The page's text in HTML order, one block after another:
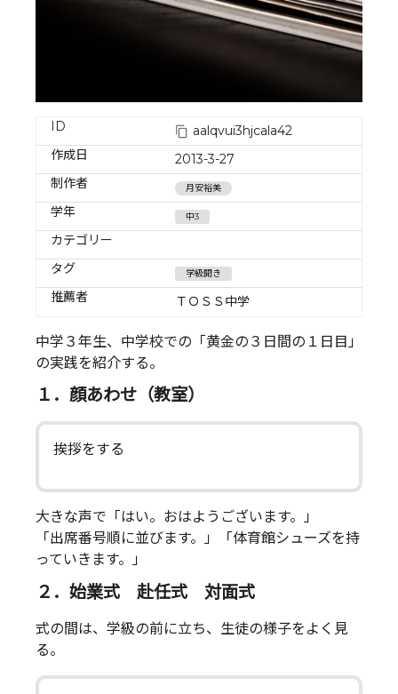
ID
aalqvui3hjcala42
作成日
2013-3-27
制作者
月安裕美
学年 中3
カテゴリー
タグ
学級開き
推薦者 ＴＯＳＳ中学
中学３年生、中学校での「黄金の３日間の１日目」
の実践を紹介する。
１．顔あわせ（教室）
挨拶をする
大きな声で「はい。おはようございます。」
「出席番号順に並びます。」「体育館シューズを持
っていきます。」
２．始業式 赴任式 対面式
式の間は、学級の前に立ち、生徒の様子をよく見
る。